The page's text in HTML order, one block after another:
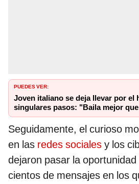
PUEDES VER:
Joven italiano se deja llevar por el
singulares pasos: "Baila mejor
Seguidamente, el curioso
en las redes sociales y los
dejaron pasar la
cientos de mensajes en los